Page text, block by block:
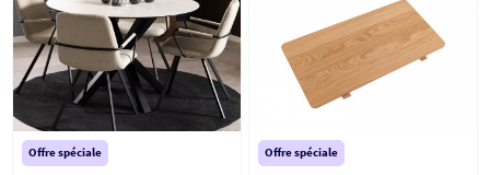
Offre spéciale Offre spéciale